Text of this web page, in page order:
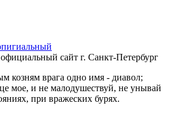
официальный сайт г. Санкт-Петербург
козням врага одно имя - диавол;
мое, и не малодушествуй, не унывай
при вражеских бурях.